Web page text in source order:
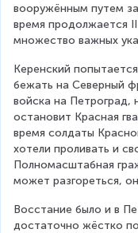
вооружённым путем
время продолжается
множество важных
Керенский
бежать на Северный
войска на Петроград,
остановит Красная
время солдаты
хотели проливать и
Полномасштабная
может разгореться,
Восстание было и в
достаточно жёстко